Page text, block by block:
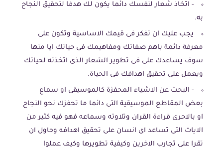
- اتخاذ شعار لنفسك دائما يكون لك هدفا لتحقيق النجاح
به.
يجب عليك ان تفكر فى قيمك الاساسية وتكون على
معرفة دائمة باهم صفاتك ومفاهيمك فى حياتك ايا منها
سوف يساعدك على فى تطوير الشعار الذى اتخذته لحياتك
ويعمل على تحقيق اهدافك فى الحياة.
- البحث عن الاشياء المحفزة كالموسيقى او سماع
بعض المقاطع الموسيقية التى دائما ما تحفزك نحو النجاح
او بالاحرى قراءة القران وتلاوته وسماعه فهو فيه كثير من
الايات التى تساعد اى انسان على تحقيق اهدافه وحاول ان
تقرا على تجارب الاخرين وكيفية تطويرها وكيف عملوا